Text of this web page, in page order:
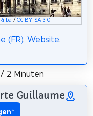
Rilba /CC BY-SA 3.0
(FR), Website,
2 Minuten
Guillaume
*